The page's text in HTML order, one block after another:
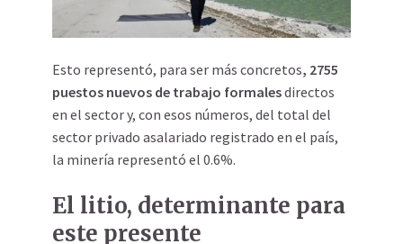
Esto representó, para ser más concretos, 2755
puestos nuevos de trabajo formalesdirectos
en el sector y, con esos números, del total del
sector privado asalariado registrado en el país,
la minería representó el 0.6%.
El litio, determinante para
este presente